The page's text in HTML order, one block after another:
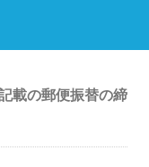
載の郵便振替の締